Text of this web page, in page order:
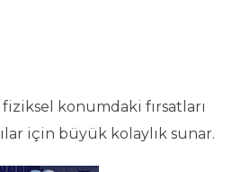
fiziksel konumdaki fırsatları
için büyük kolaylık sunar.